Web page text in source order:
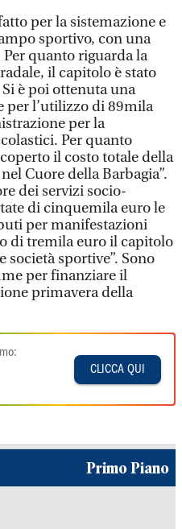
per la sistemazione e
sportivo, con una
quanto riguarda la
il capitolo è stato
è poi ottenuta una
per l’utilizzo di 89mila
per la
Per quanto
il costo totale della
Cuore della Barbagia”.
dei servizi socio-
di cinquemila euro le
per manifestazioni
di tremila euro il capitolo
sportive”. Sono
per finanziare il
primavera della
CLICCA QUI
Primo Piano